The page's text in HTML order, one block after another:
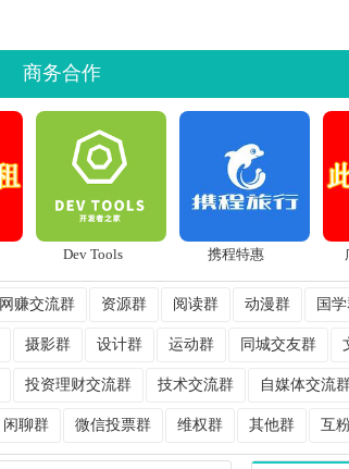
商务合作
Dev Tools 携程特惠
网赚交流群 资源群 阅读群 动漫群 国
摄影群 设计群 运动群 同城交友群
投资理财交流群 技术交流群 自媒体交流
闲聊群 微信投票群 维权群 其他群 互